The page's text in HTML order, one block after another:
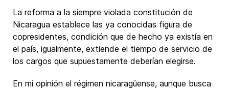
La reforma a la siempre violada constitución de
Nicaragua establece las ya conocidas figura de
copresidentes, condición que de hecho ya existía en
el país, igualmente, extiende el tiempo de servicio de
los cargos que supuestamente deberían elegirse.
En mi opinión el régimen nicaragüense, aunque busca